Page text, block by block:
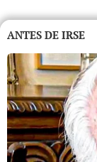
ANTES DE IRSE